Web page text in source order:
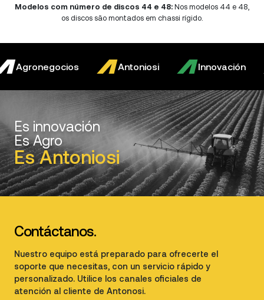
Modelos com número de discos 44 e 48:Nos modelos 44 e 48,
os discos são montados em chassi rígido.
Agronegocios Antoniosi Innovación
Es innovación
Es Agro
Es Antoniosi
Contáctanos.
Nuestro equipo está preparado para ofrecerte el
soporte que necesitas, con un servicio rápido y
personalizado. Utilice los canales oficiales de
atención al cliente de Antonosi.